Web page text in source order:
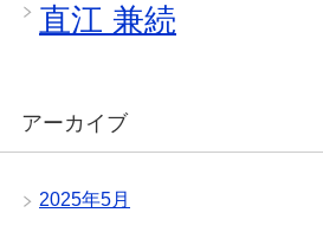
直江 兼続
アーカイブ
2025年5月